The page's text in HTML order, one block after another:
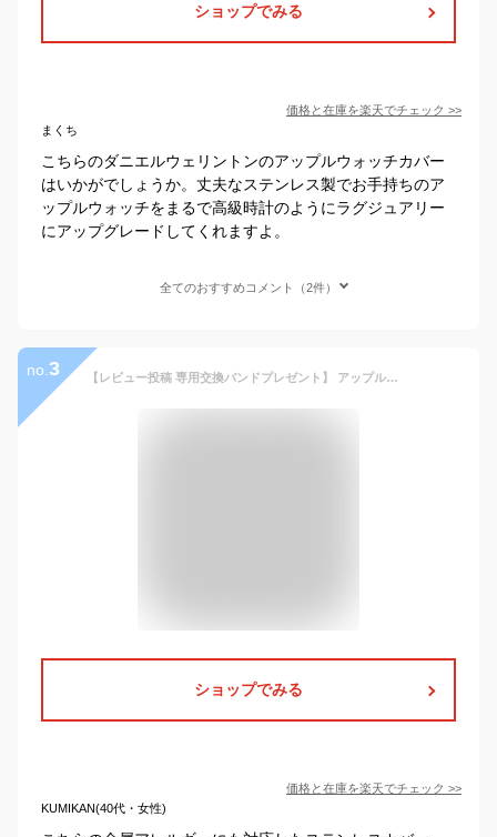
ショップでみる
価格と在庫を楽天でチェック >>
まくち
こちらのダニエルウェリントンのアップルウォッチカバー
はいかがでしょうか。丈夫なステンレス製でお手持ちのア
ップルウォッチをまるで高級時計のようにラグジュアリー
にアップグレードしてくれますよ。
全てのおすすめコメント（2件）
no. 3 【レビュー投稿 専用交換バンドプレゼント】 アップルウォッチ ケース バンド 高級 プレゼント ギフト おしゃれ メンズ 替え ベルト カバー 金属アレルギー 対応 サージカルステンレス Apple Watch 44mm 45mm Series 4 5 6 SE 7 8 9
ショップでみる
価格と在庫を楽天でチェック >>
KUMIKAN(40代・女性)